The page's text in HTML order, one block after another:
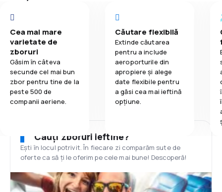
Cea mai mare
varietate de
zboruri
Găsim în câteva
secunde cel mai bun
zbor pentru tine de la
peste 500 de
companii aeriene.
Căutare flexibilă
Extinde căutarea
pentru a include
aeroporturile din
apropiere și alege
date flexibile pentru
a găsi cea mai ieftină
opțiune.
Cauți zboruri ieftine?
Ești în locul potrivit. În fiecare zi comparăm sute de
oferte ca să ți le oferim pe cele mai bune! Descoperă!